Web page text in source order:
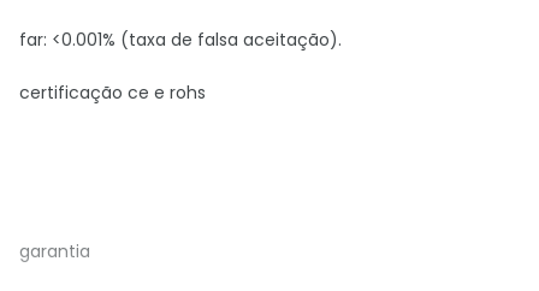
far: <0.001% (taxa de falsa aceitação).
certificação ce e rohs
garantia